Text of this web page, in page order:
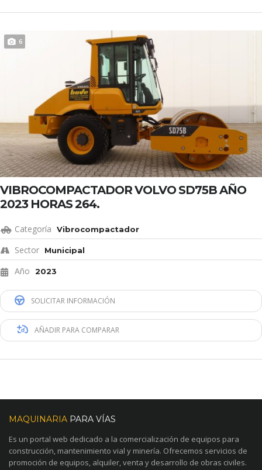
6
VIBROCOMPACTADOR VOLVO SD75B AÑO
2023 HORAS 264.
Categoría Vibrocompactador
Sector Municipal
Año 2023
SOLICITAR INFORMACIÓN
AÑADIR PARA COMPARAR
MAQUINARIA PARA VÍAS
Es un portal web dedicado a la comercialización de equipos para
construcción, mantenimiento vial y minería. Ofrecemos servicios de
promoción de equipos, alquiler, venta y desarrollo de obras civiles.